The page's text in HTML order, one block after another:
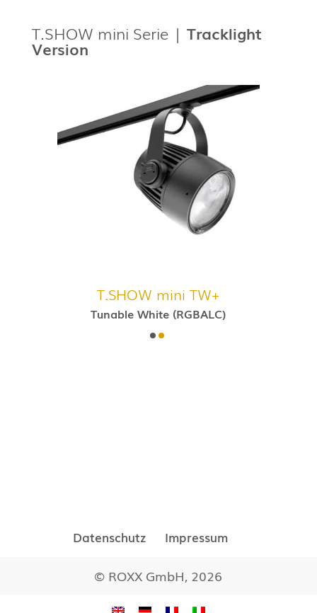
T.SHOW mini Serie | Tracklight
Version
T.SHOW mini TW+
Tunable White (RGBALC)
Datenschutz Impressum
© ROXX GmbH, 2026